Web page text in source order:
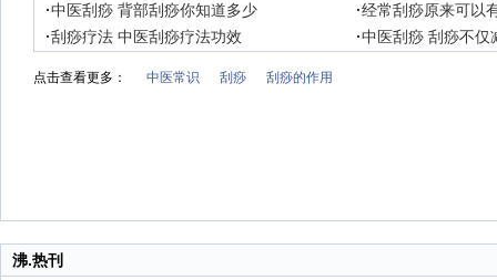
·中医刮痧 背部刮痧你知道多少 ·经常刮痧原来可以
·刮痧疗法 中医刮痧疗法功效 ·中医刮痧 刮痧不仅
点击查看更多： 中医常识 刮痧 刮痧的作用
沸.热刊